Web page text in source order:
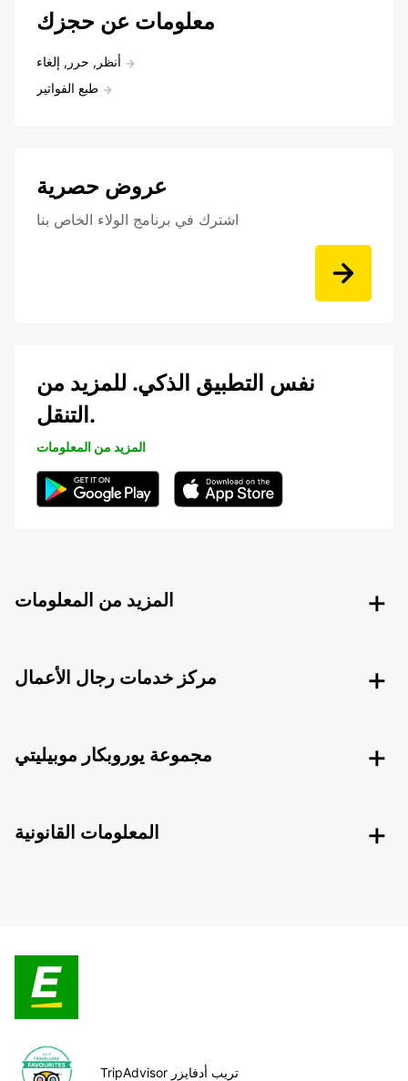
معلومات عن حجزك
أنظر, حرر, إلغاء
طبع الفواتير
عروض حصرية
اشترك في برنامج الولاء الخاص بنا
نفس التطبيق الذكي. للمزيد من
التنقل.
المزيد من المعلومات
المزيد من المعلومات
مركز خدمات رجال الأعمال
مجموعة يوروبكار موبيليتي
المعلومات القانونية
TripAdvisor تريب أدفايزر